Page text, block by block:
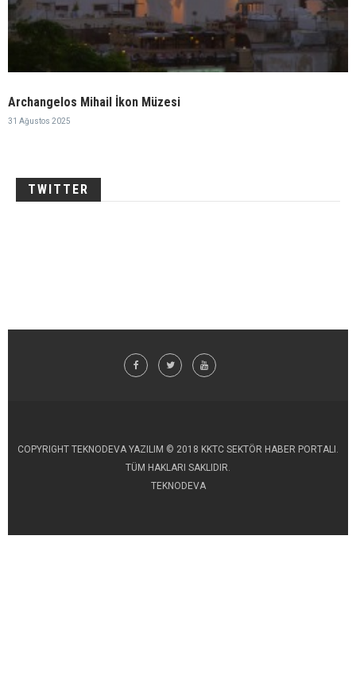
Archangelos Mihail İkon Müzesi
31 Ağustos 2025
TWITTER
COPYRIGHT TEKNODEVA YAZILIM © 2018 KKTC SEKTÖR HABER PORTALI.
TÜM HAKLARI SAKLIDIR.
TEKNODEVA